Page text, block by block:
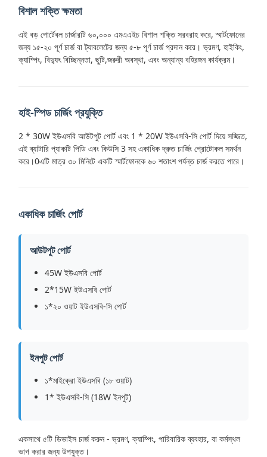
বিশাল শক্তি ক্ষমতা
এই বড় পোর্টেবল চার্জারটি ৬০,০০০ এমএএইচ বিশাল শক্তি সরবরাহ করে, স্মার্টফোনের
জন্য ১৫-২০ পূর্ণ চার্জ বা ট্যাবলেটের জন্য ৫-৮ পূর্ণ চার্জ প্রদান করে। ভ্রমণ, হাইকিং,
ক্যাম্পিং, বিদ্যুৎ বিচ্ছিন্নতা, ছুটি,জরুরী অবস্থা, এবং অন্যান্য বহিরঙ্গন কার্যক্রম।
হাই-স্পিড চার্জিং প্রযুক্তি
2 * 30W ইউএসবি আউটপুট পোর্ট এবং 1 * 20W ইউএসবি-সি পোর্ট দিয়ে সজ্জিত,
এই ব্যাটারি প্যাকটি পিডি এবং কিউসি 3 সহ একাধিক দ্রুত চার্জিং প্রোটোকল সমর্থন
করে।0এটি মাত্র ৩০ মিনিটে একটি স্মার্টফোনকে ৬০ শতাংশ পর্যন্ত চার্জ করতে পারে।
একাধিক চার্জিং পোর্ট
আউটপুট পোর্ট
45W ইউএসবি পোর্ট
2*15W ইউএসবি পোর্ট
১*২০ ওয়াট ইউএসবি-সি পোর্ট
ইনপুট পোর্ট
১*মাইক্রো ইউএসবি (১৮ ওয়াট)
1* ইউএসবি-সি (18W ইনপুট)
একসাথে ৫টি ডিভাইস চার্জ করুন - ভ্রমণ, ক্যাম্পিং, পারিবারিক ব্যবহার, বা কর্মস্থল
ভাগ করার জন্য উপযুক্ত।